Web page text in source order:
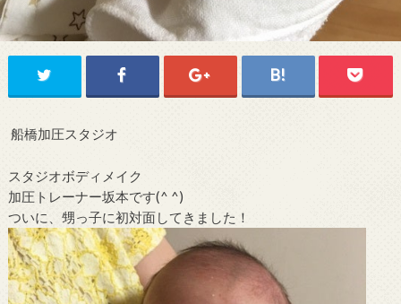
船橋加圧スタジオ
スタジオボディメイク
加圧トレーナー坂本です(^ ^)
ついに、甥っ子に初対面してきました！